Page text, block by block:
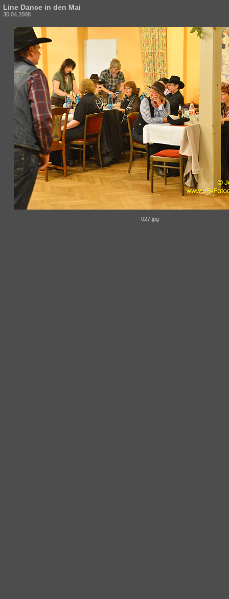
Line Dance in den Mai
30.04.2008
027.jpg